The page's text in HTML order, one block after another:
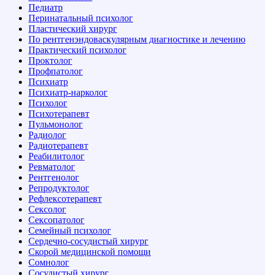
Педиатр
Перинатальный психолог
Пластический хирург
По рентгенэндоваскулярным диагностике и лечению
Практический психолог
Проктолог
Профпатолог
Психиатр
Психиатр-нарколог
Психолог
Психотерапевт
Пульмонолог
Радиолог
Радиотерапевт
Реабилитолог
Ревматолог
Рентгенолог
Репродуктолог
Рефлексотерапевт
Сексолог
Сексопатолог
Семейный психолог
Сердечно-сосудистый хирург
Скорой медицинской помощи
Сомнолог